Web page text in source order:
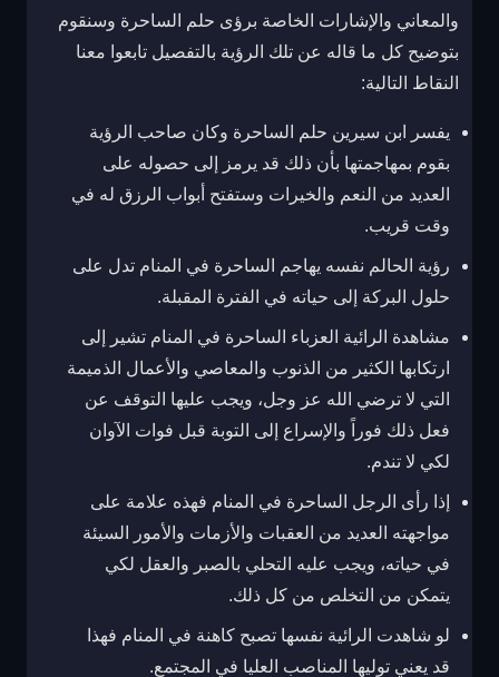
والمعاني والإشارات الخاصة برؤى حلم الساحرة وسنقوم
بتوضيح كل ما قاله عن تلك الرؤية بالتفصيل تابعوا معنا
النقاط التالية:
يفسر ابن سيرين حلم الساحرة وكان صاحب الرؤية
بقوم بمهاجمتها بأن ذلك قد يرمز إلى حصوله على
العديد من النعم والخيرات وستفتح أبواب الرزق له في
وقت قريب.
رؤية الحالم نفسه يهاجم الساحرة في المنام تدل على
حلول البركة إلى حياته في الفترة المقبلة.
مشاهدة الرائية العزباء الساحرة في المنام تشير إلى
ارتكابها الكثير من الذنوب والمعاصي والأعمال الذميمة
التي لا ترضي الله عز وجل، ويجب عليها التوقف عن
فعل ذلك فوراً والإسراع إلى التوبة قبل فوات الآوان
لكي لا تندم.
إذا رأى الرجل الساحرة في المنام فهذه علامة على
مواجهته العديد من العقبات والأزمات والأمور السيئة
في حياته، ويجب عليه التحلي بالصبر والعقل لكي
يتمكن من التخلص من كل ذلك.
لو شاهدت الرائية نفسها تصبح كاهنة في المنام فهذا
قد يعني توليها المناصب العليا في المجتمع.